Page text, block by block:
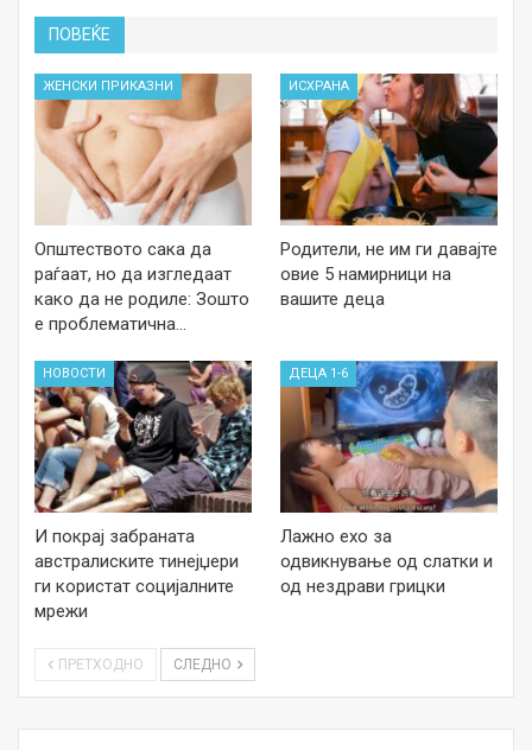
ПОВЕЌЕ
ЖЕНСКИ ПРИКАЗНИ
Општеството сака да
раѓаат, но да изгледаат
како да не родиле: Зошто
е проблематична…
ИСХРАНА
Родители, не им ги давајте
овие 5 намирници на
вашите деца
НОВОСТИ
И покрај забраната
австралиските тинејџери
ги користат социјалните
мрежи
ДЕЦА 1-6
Лажно ехо за
одвикнување од слатки и
од нездрави грицки
ПРЕТХОДНО СЛЕДНО